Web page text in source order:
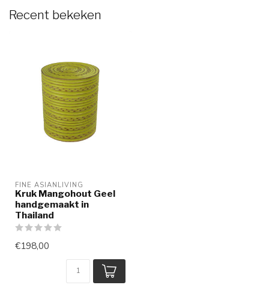
Recent bekeken
FINE ASIANLIVING
Kruk Mangohout Geel
handgemaakt in
Thailand
€198,00